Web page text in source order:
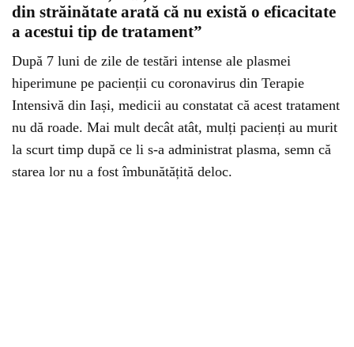
din străinătate arată că nu există o eficacitate
a acestui tip de tratament”
După 7 luni de zile de testări intense ale plasmei
hiperimune pe pacienții cu coronavirus din Terapie
Intensivă din Iași, medicii au constatat că acest tratament
nu dă roade. Mai mult decât atât, mulți pacienți au murit
la scurt timp după ce li s-a administrat plasma, semn că
starea lor nu a fost îmbunătățită deloc.